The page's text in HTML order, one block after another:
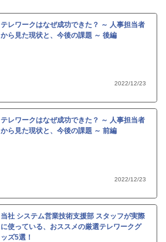
テレワークはなぜ成功できた？ ～ 人事担当者
から見た現状と、今後の課題 ～ 後編
2022/12/23
テレワークはなぜ成功できた？ ～ 人事担当者
から見た現状と、今後の課題 ～ 前編
2022/12/23
当社 システム営業技術支援部 スタッフが実際
に使っている、おススメの厳選テレワークグ
ッズ5選！